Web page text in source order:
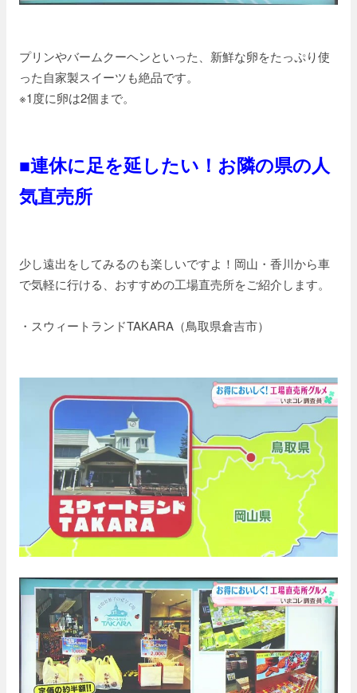
プリンやバームクーヘンといった、新鮮な卵をたっぷり使
った自家製スイーツも絶品です。
※1度に卵は2個まで。
■連休に足を延したい！お隣の県の人
気直売所
少し遠出をしてみるのも楽しいですよ！岡山・香川から車
で気軽に行ける、おすすめの工場直売所をご紹介します。
・スウィートランドTAKARA（鳥取県倉吉市）